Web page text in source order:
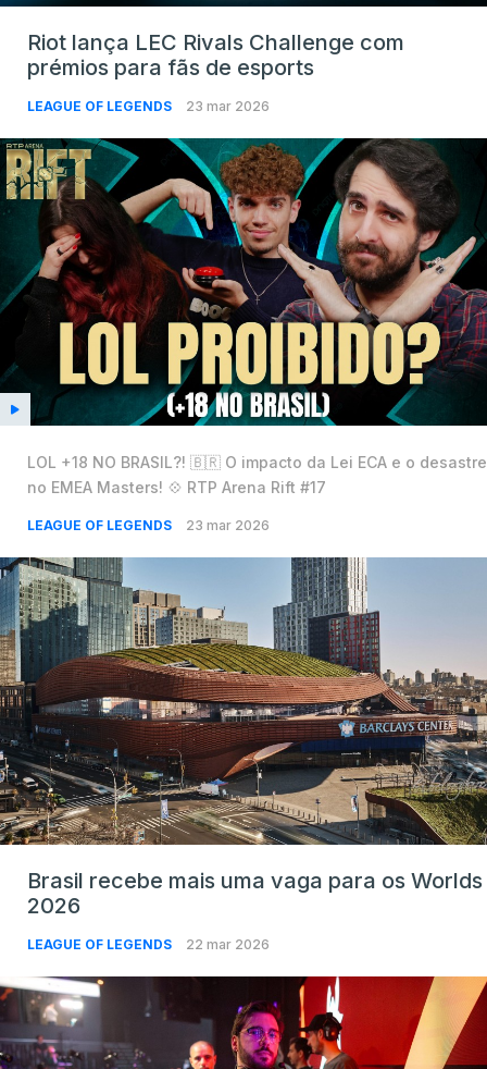
Riot lança LEC Rivals Challenge com
prémios para fãs de esports
LEAGUE OF LEGENDS 23 mar 2026
LOL +18 NO BRASIL?! 🇧🇷 O impacto da Lei ECA e o desastre
no EMEA Masters! 💠 RTP Arena Rift #17
LEAGUE OF LEGENDS 23 mar 2026
Brasil recebe mais uma vaga para os Worlds
2026
LEAGUE OF LEGENDS 22 mar 2026